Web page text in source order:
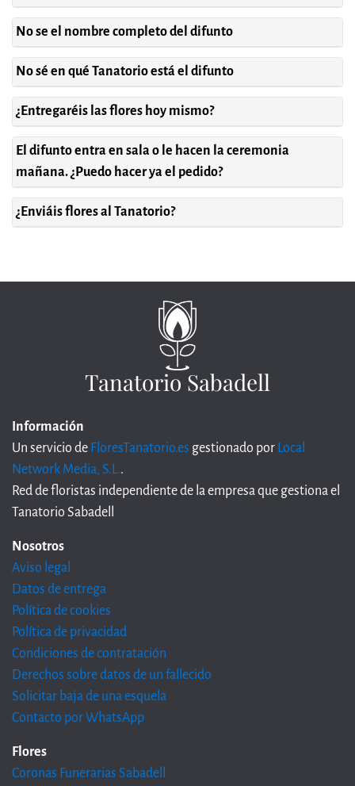
No se el nombre completo del difunto
No sé en qué Tanatorio está el difunto
¿Entregaréis las flores hoy mismo?
El difunto entra en sala o le hacen la ceremonia
mañana. ¿Puedo hacer ya el pedido?
¿Enviáis flores al Tanatorio?
Tanatorio Sabadell
Información
Un servicio de FloresTanatorio.es gestionado por Local
Network Media, S.L..
Red de floristas independiente de la empresa que gestiona el
Tanatorio Sabadell
Nosotros
Aviso legal
Datos de entrega
Política de cookies
Política de privacidad
Condiciones de contratación
Derechos sobre datos de un fallecido
Solicitar baja de una esquela
Contacto por WhatsApp
Flores
Coronas Funerarias Sabadell